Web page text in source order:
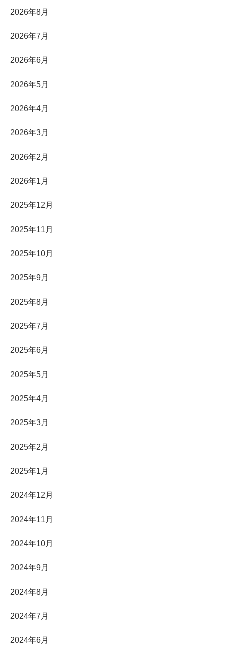
2026年8月
2026年7月
2026年6月
2026年5月
2026年4月
2026年3月
2026年2月
2026年1月
2025年12月
2025年11月
2025年10月
2025年9月
2025年8月
2025年7月
2025年6月
2025年5月
2025年4月
2025年3月
2025年2月
2025年1月
2024年12月
2024年11月
2024年10月
2024年9月
2024年8月
2024年7月
2024年6月